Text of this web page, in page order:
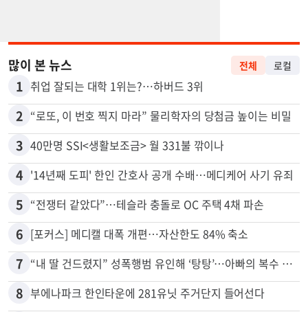
많이 본 뉴스 전체 로컬
1 취업 잘되는 대학 1위는?…하버드 3위
2 “로또, 이 번호 찍지 마라” 물리학자의 당첨금 높이는 비밀
3 40만명 SSI<생활보조금> 월 331불 깎이나
4 '14년째 도피' 한인 간호사 공개 수배…메디케어 사기 유죄
5 “전쟁터 같았다”…테슬라 충돌로 OC 주택 4채 파손
6 [포커스] 메디캘 대폭 개편…자산한도 84% 축소
7 “내 딸 건드렸지” 성폭행범 유인해 ‘탕탕’…아빠의 복수 결말
8 부에나파크 한인타운에 281유닛 주거단지 들어선다